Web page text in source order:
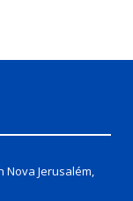
Nova Jerusalém,